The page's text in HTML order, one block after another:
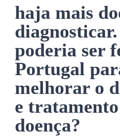
haja mais
poderia ser
Portugal
melhorar o
e
doença?